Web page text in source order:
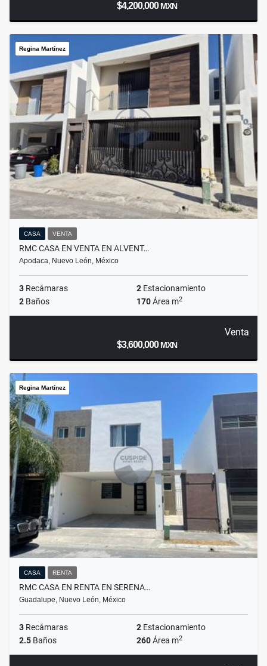
$4,200,000MXN
Regina Martínez
CASA VENTA
RMC CASA EN VENTA EN ALVENT…
Apodaca, Nuevo León, México
3 Recámaras 2 Estacionamiento
2 Baños 170Área m2
Venta
$3,600,000MXN
Regina Martínez
CASA RENTA
RMC CASA EN RENTA EN SERENA…
Guadalupe, Nuevo León, México
3 Recámaras 2 Estacionamiento
2.5 Baños 260Área m2